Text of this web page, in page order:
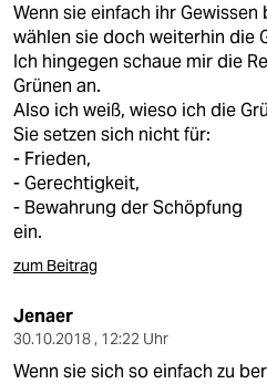
Wenn sie einfach ihr
wählen sie doch weiterhin die
Ich hingegen schaue mir die
Grünen an.
Also ich weiß, wieso ich die
Sie setzen sich nicht für:
- Frieden,
- Gerechtigkeit,
- Bewahrung der Schöpfung
ein.
zum Beitrag
Jenaer
30.10.2018 , 12:22 Uhr
Wenn sie sich so einfach zu